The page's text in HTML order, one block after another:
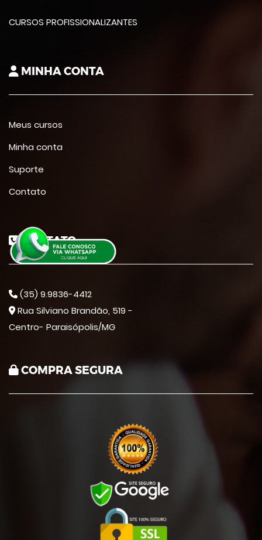
CURSOS PROFISSIONALIZANTES
MINHA CONTA
Meus cursos
Minha conta
Suporte
Contato
CONTATO
(35) 9.9836-4412
Rua Silviano Brandão, 519 -
Centro- Paraisópolis/MG
COMPRA SEGURA